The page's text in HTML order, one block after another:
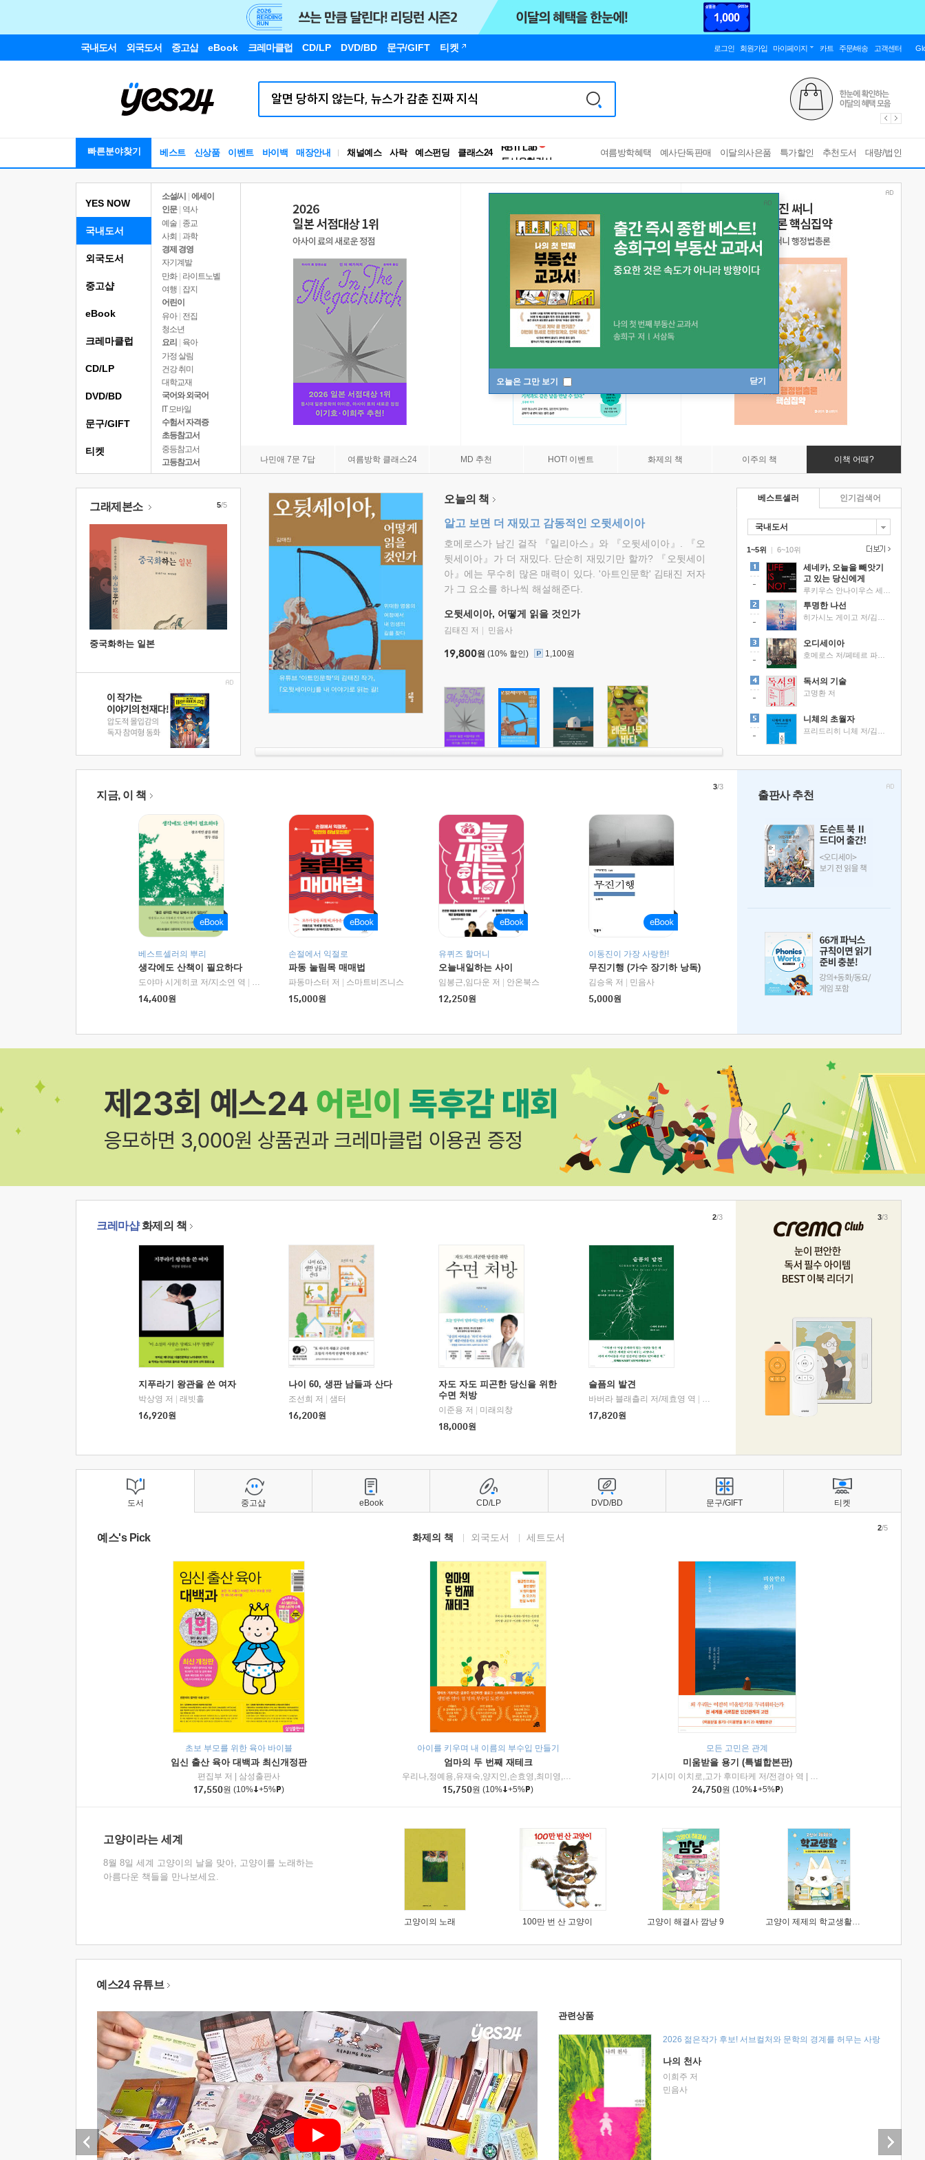
국내도서 외국도서 중고샵 eBook 크레마클럽 CD/LP DVD/BD 문구/GIFT 티켓 로그인 회원가입 마이페이지 카트 주문/배송 고객센터
빠른분야찾기 베스트 신상품 이벤트 바이백 매장안내 채널예스 사락 예스펀딩 클래스24
독서유형검사
RBTI Lab
독서유형검사
여름방학혜택 예사단독판매 이달의사은품 특가할인 추천도서 대량/법인
오늘은 그만 보기 닫기
YES NOW
국내도서
소설/시
에세이
인문
역사
예술 | 종교
사회 | 과학
경제 경영
자기계발
만화 | 라이트노벨
여행
잡지
어린이
유아 | 전집
청소년
요리
육아
가정 살림
건강 취미
대학교재
국어와 외국어
IT 모바일
수험서 자격증
초등참고서
중등참고서
고등참고서
나민애 7문 7답 여름방학 클래스24 MD 추천 HOT! 이벤트 화제의 책 이주의 책 이책 어때?
외국도서
중고샵
eBook
크레마클럽
CD/LP
DVD/BD
문구/GIFT
티켓
그래제본소
중국화하는 일본
5/5 오늘의 책
알고 보면 더 재밌고 감동적인 오뒷세이아
호메로스가 남긴 걸작 『일리아스』와 『오뒷세이아』. 『오
뒷세이아』가 더 재밌다. 단순히 재밌기만 할까? 『오뒷세이
아』에는 무수히 많은 매력이 있다. '아트인문학' 김태진 저자
가 그 요소를 하나씩 해설해준다.
오뒷세이아, 어떻게 읽을 것인가
김태진 저 민음사
19,800원 (10% 할인) 1,100원
베스트셀러
국내도서
1~5위 |
세네카, 오늘을 빼앗기
고 있는 당신에게
투명한 나선
오디세이아
독서의 기술
고명환 저
니체의 초월자
6~10위
인기검색어
지금, 이 책
베스트셀러의 뿌리
생각에도 산책이 필요하다
도야마 시게히코 저/지소연 역
알에이치코리아(RHK)
14,400원
손절에서 익절로
파동 눌림목 매매법
파동마스터 저
스마트비즈니스
15,000원
유퀴즈 할머니
오늘내일하는 사이
임봉근,임다운 저
안온북스
12,250원
이동진이 가장 사랑한!
무진기행 (가수 장기하 낭독)
김승옥 저
민음사
5,000원
3/3
출판사 추천
크레마샵화제의 책
지푸라기 왕관을 쓴 여자
박상영 저
래빗홀
16,920원
나이 60, 생판 남들과 산다
조선희 저
샘터
16,200원
자도 자도 피곤한 당신을 위한
수면 처방
이준용 저
미래의창
18,000원
슬픔의 발견
바버라 블래츨리 저/제효영 역
디플롯
17,820원
2/3 3/3
도서
예스's Pick 화제의 책 외국도서 세트도서
초보 부모를 위한 육아 바이블
임신 출산 육아 대백과 최신개정판
편집부 저
삼성출판사
17,550원 (10% +5% )
아이를 키우며 내 이름의 부수입 만들기
엄마의 두 번째 재테크
우리나,정예용,유재숙,양지인,손효영,최미영,조민주,이진현,차미숙,서미숙 저 | 제이브리즈북스
15,750원 (10% +5% )
모든 고민은 관계
미움받을 용기 (특별합본판)
기시미 이치로,고가 후미타케 저/전경아 역
인플루엔셜
24,750원 (10% +5% )
2/5
고양이라는 세계
8월 8일 세계 고양이의 날을 맞아, 고양이를 노래하는
아름다운 책들을 만나보세요.
고양이의 노래 100만 번 산 고양이 고양이 해결사 깜냥 9 고양이 제제의 학교생활 1 : 초등학생이 이렇게 힘들 줄이야
중고샵 eBook CD/LP DVD/BD 문구/GIFT 티켓
예스24 유튜브
관련상품
2026 젊은작가 후보! 서브컬처와 문학의 경계를 허무는 사랑
나의 천사
이희주 저
민음사